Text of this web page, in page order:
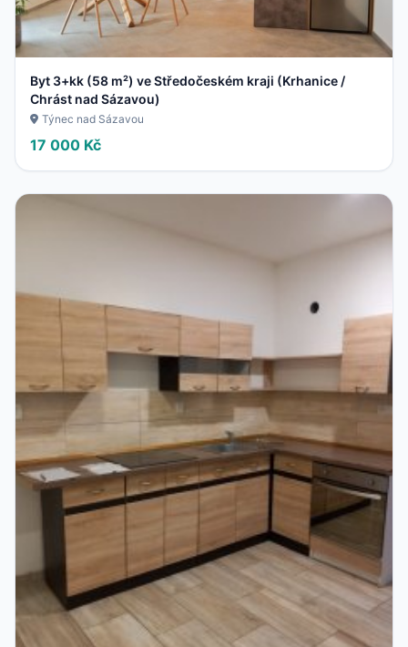
Byt 3+kk (58 m²) ve Středočeském kraji (Krhanice /
Chrást nad Sázavou)
Týnec nad Sázavou
17 000 Kč